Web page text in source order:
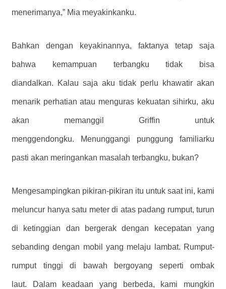
menerimanya,” Mia meyakinkanku.
Bahkan dengan keyakinannya, faktanya tetap saja
bahwa kemampuan terbangku tidak bisa
diandalkan. Kalau saja aku tidak perlu khawatir akan
menarik perhatian atau menguras kekuatan sihirku, aku
akan memanggil Griffin untuk
menggendongku. Menunggangi punggung familiarku
pasti akan meringankan masalah terbangku, bukan?
Mengesampingkan pikiran-pikiran itu untuk saat ini, kami
meluncur hanya satu meter di atas padang rumput, turun
di ketinggian dan bergerak dengan kecepatan yang
sebanding dengan mobil yang melaju lambat. Rumput-
rumput tinggi di bawah bergoyang seperti ombak
laut. Dalam keadaan yang berbeda, kami mungkin